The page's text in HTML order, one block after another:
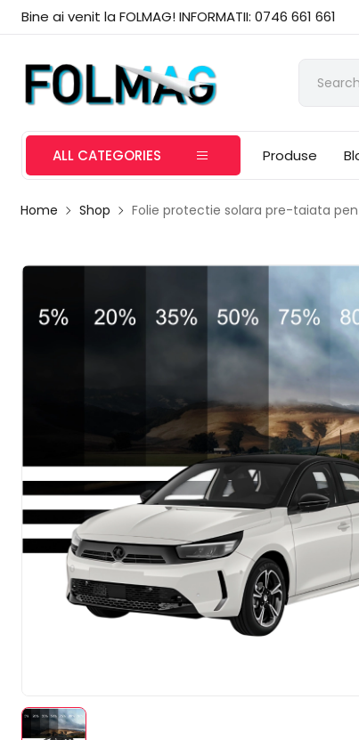
Bine ai venit la FOLMAG! INFORMATII: 0746 661 661
ALL CATEGORIES Produse
Home Shop Folie protectie solara pre-taiata